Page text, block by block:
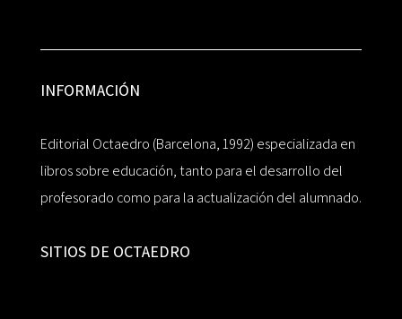
INFORMACIÓN
Editorial Octaedro (Barcelona, 1992) especializada en
libros sobre educación, tanto para el desarrollo del
profesorado como para la actualización del alumnado.
SITIOS DE OCTAEDRO